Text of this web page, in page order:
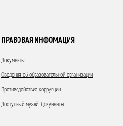
ПРАВОВАЯ ИНФОМАЦИЯ
Документы
Сведения об образовательной организации
Противодействие коррупции
Доступный музей. Документы